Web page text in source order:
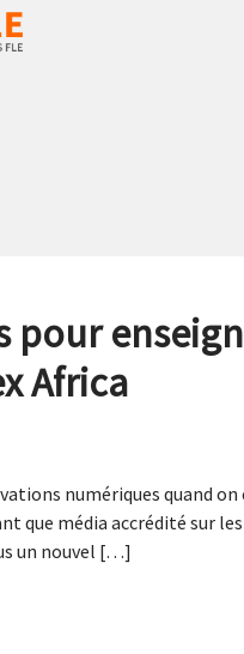
Africa
numériques quand
que média accrédité sur
un nouvel […]